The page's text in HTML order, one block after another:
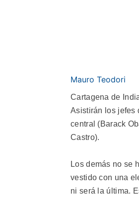
Mauro Teodori
Cartagena de
Asistirán los jefes
central (Barack
Castro).
Los demás no se
vestido con una
ni será la última.